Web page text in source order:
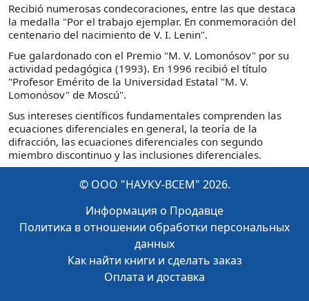
Recibió numerosas condecoraciones, entre las que destaca
la medalla "Por el trabajo ejemplar. En conmemoración del
centenario del nacimiento de V. I. Lenin".
Fue galardonado con el Premio "M. V. Lomonósov" por su
actividad pedagógica (1993). En 1996 recibió el título
"Profesor Emérito de la Universidad Estatal "M. V.
Lomonósov" de Moscú".
Sus intereses científicos fundamentales comprenden las
ecuaciones diferenciales en general, la teoría de la
difracción, las ecuaciones diferenciales con segundo
miembro discontinuo y las inclusiones diferenciales.
© ООО "НАУКУ-ВСЕМ" 2026.
Информация о Продавце
Политика в отношении обработки персональных
данных
Как найти книги и сделать заказ
Оплата и доставка